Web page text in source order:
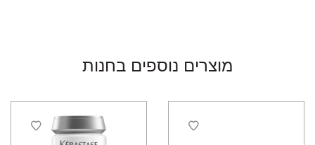
מוצרים נוספים בחנות